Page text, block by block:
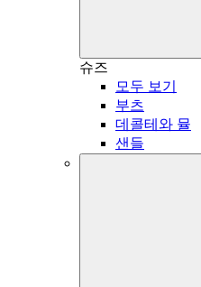
슈즈
모두 보기
부츠
데콜테와 뮬
샌들